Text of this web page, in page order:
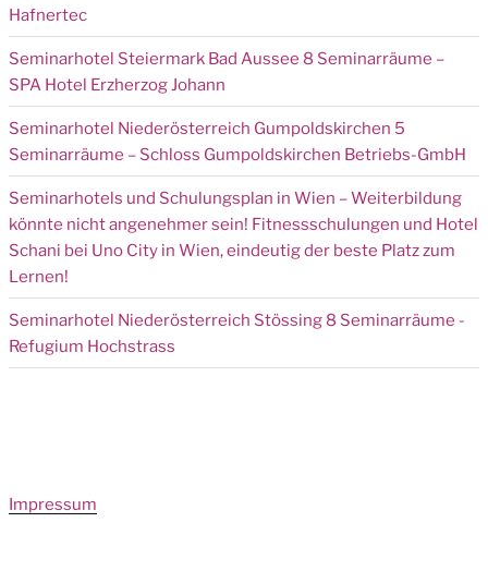
Hafnertec
Seminarhotel Steiermark Bad Aussee 8 Seminarräume –
SPA Hotel Erzherzog Johann
Seminarhotel Niederösterreich Gumpoldskirchen 5
Seminarräume – Schloss Gumpoldskirchen Betriebs-GmbH
Seminarhotels und Schulungsplan in Wien – Weiterbildung
könnte nicht angenehmer sein! Fitnessschulungen und Hotel
Schani bei Uno City in Wien, eindeutig der beste Platz zum
Lernen!
Seminarhotel Niederösterreich Stössing 8 Seminarräume -
Refugium Hochstrass
Impressum